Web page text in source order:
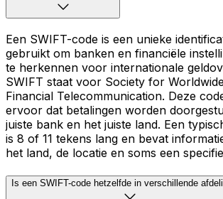
Een SWIFT-code is een unieke
gebruikt om banken en financiële
te herkennen voor internationale
SWIFT staat voor Society for
Financial Telecommunication. Deze
ervoor dat betalingen worden
juiste bank en het juiste land. Een
is 8 of 11 tekens lang en bevat
het land, de locatie en soms een
Is een SWIFT-code hetzelfde in verschillende